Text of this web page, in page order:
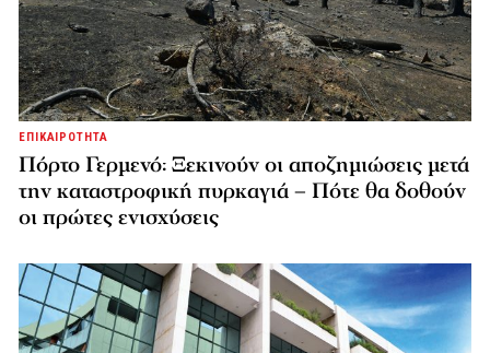
ΕΠΙΚΑΙΡΟΤΗΤΑ
Πόρτο Γερμενό: Ξεκινούν οι αποζημιώσεις μετά
την καταστροφική πυρκαγιά – Πότε θα δοθούν
οι πρώτες ενισχύσεις